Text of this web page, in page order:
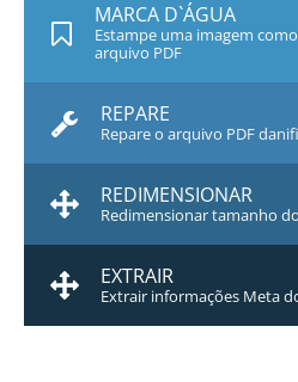
MARCA D`ÁGUA
Estampe uma imagem
arquivo PDF
REPARE
Repare o arquivo PDF
REDIMENSIONAR
Redimensionar tamanho
EXTRAIR
Extrair informações Meta